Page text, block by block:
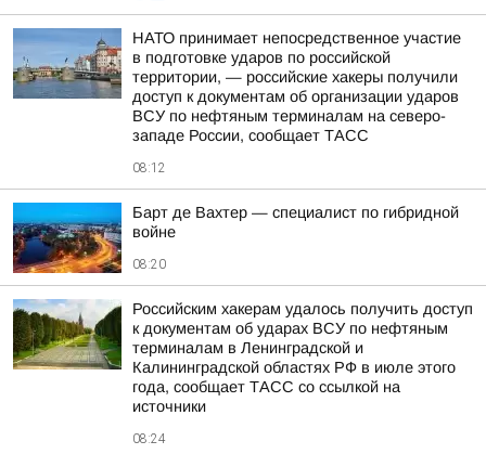
НАТО принимает непосредственное участие
в подготовке ударов по российской
территории, — российские хакеры получили
доступ к документам об организации ударов
ВСУ по нефтяным терминалам на северо-
западе России, сообщает ТАСС
08:12
Барт де Вахтер — специалист по гибридной
войне
08:20
Российским хакерам удалось получить доступ
к документам об ударах ВСУ по нефтяным
терминалам в Ленинградской и
Калининградской областях РФ в июле этого
года, сообщает ТАСС со ссылкой на
источники
08:24